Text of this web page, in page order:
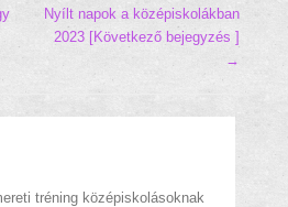
Nyílt napok a középiskolákban
2023 [Következő bejegyzés ]
→
tréning középiskolásoknak